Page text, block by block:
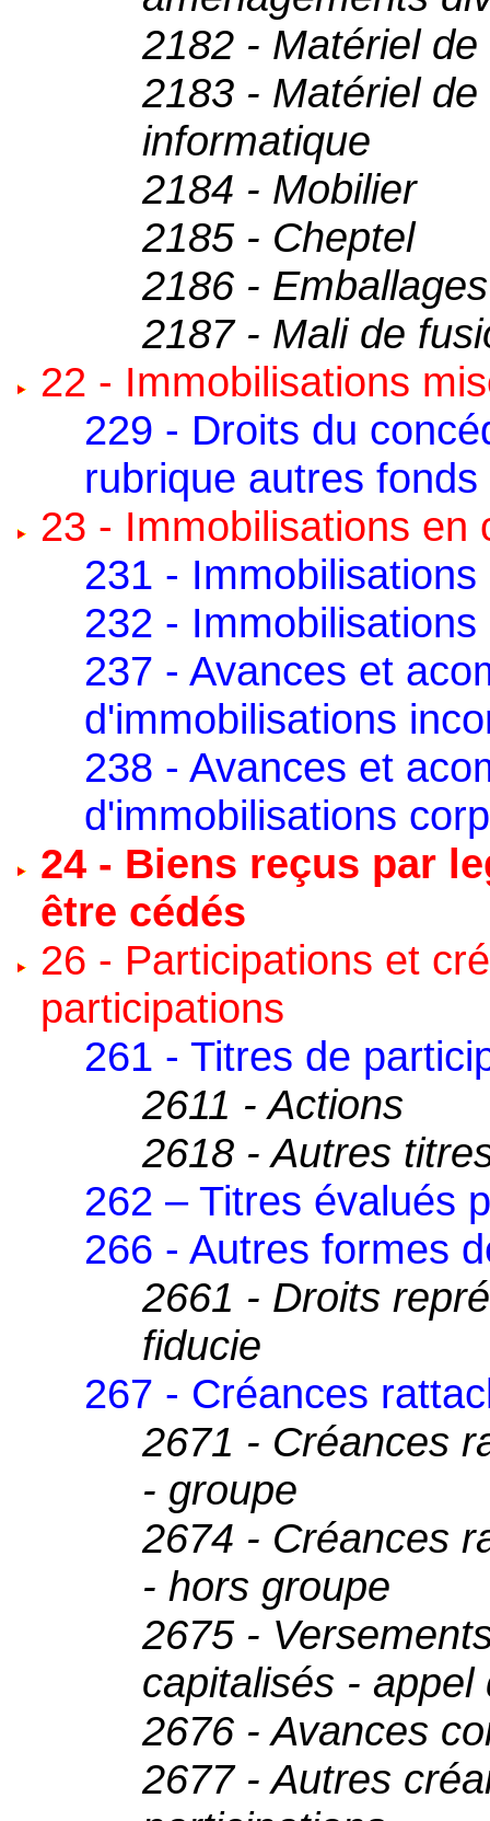
2182 - Matériel
2183 - Matériel
informatique
2184 - Mobilier
2185 - Cheptel
2186 -
2187 - Mali de
22 - Immobilisations
229 - Droits du
rubrique autres
23 - Immobilisations en
231 -
232 -
237 - Avances et
d'immobilisations
238 - Avances et
d'immobilisations
24 - Biens reçus par
être cédés
26 - Participations et
participations
261 - Titres de
2611 - Actions
2618 - Autres
262 – Titres évalués
266 - Autres formes
2661 - Droits
fiducie
267 - Créances
2671 - Créances
- groupe
2674 - Créances
- hors groupe
2675 -
capitalisés - appel
2676 - Avances
2677 - Autres